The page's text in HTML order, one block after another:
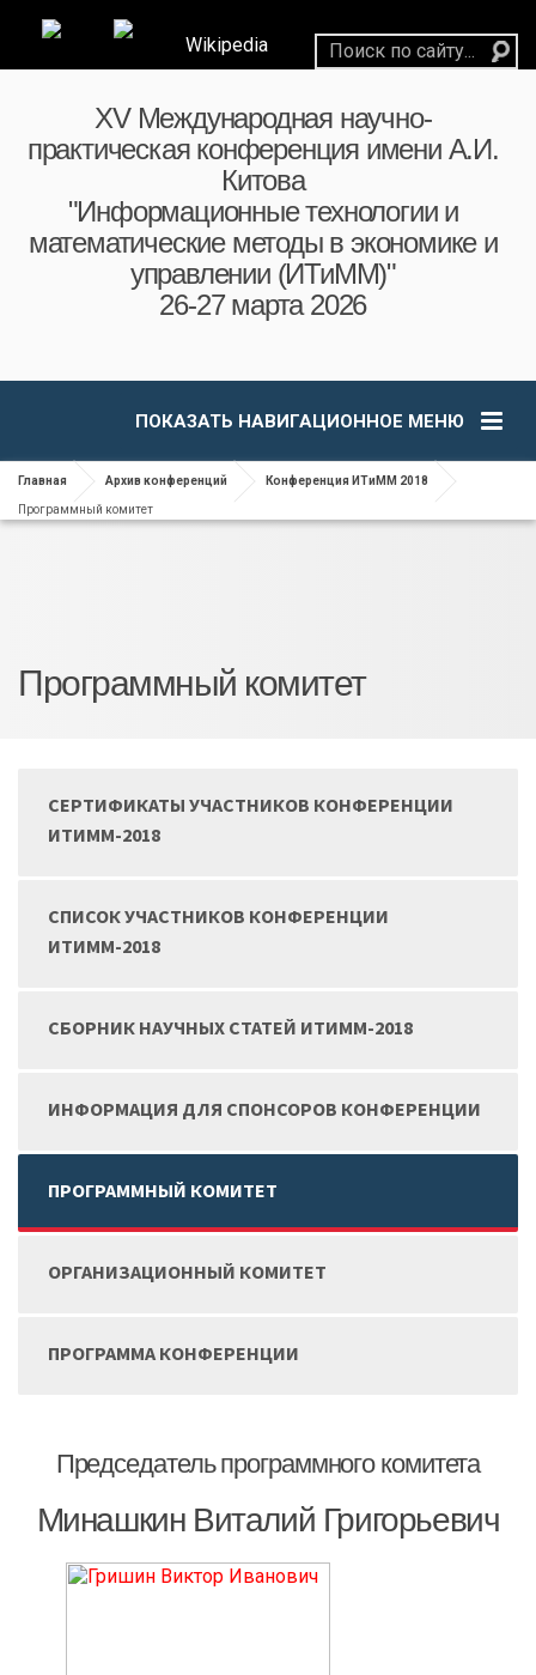
Wikipedia
XV Международная научно-
практическая конференция имени А.И.
Китова
"Информационные технологии и
математические методы в экономике и
управлении (ИТиММ)"
26-27 марта 2026
ПОКАЗАТЬ НАВИГАЦИОННОЕ МЕНЮ
Главная Архив конференций Конференция ИТиММ 2018
Программный комитет
Программный комитет
СЕРТИФИКАТЫ УЧАСТНИКОВ КОНФЕРЕНЦИИ
ИТИММ-2018
СПИСОК УЧАСТНИКОВ КОНФЕРЕНЦИИ
ИТИММ-2018
СБОРНИК НАУЧНЫХ СТАТЕЙ ИТИММ-2018
ИНФОРМАЦИЯ ДЛЯ СПОНСОРОВ КОНФЕРЕНЦИИ
ПРОГРАММНЫЙ КОМИТЕТ
ОРГАНИЗАЦИОННЫЙ КОМИТЕТ
ПРОГРАММА КОНФЕРЕНЦИИ
Председатель программного комитета
Минашкин Виталий Григорьевич